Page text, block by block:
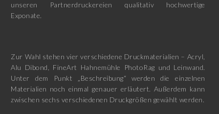
unseren Partnerdruckereien qualitativ hochwertige
Exponate.
Zur Wahl stehen vier verschiedene Druckmaterialien – Acryl,
Alu Dibond, FineArt Hahnemühle PhotoRag und Leinwand.
Unter dem Punkt „Beschreibung“ werden die einzelnen
Materialien noch einmal genauer erläutert. Außerdem kann
zwischen sechs verschiedenen Druckgrößen gewählt werden.